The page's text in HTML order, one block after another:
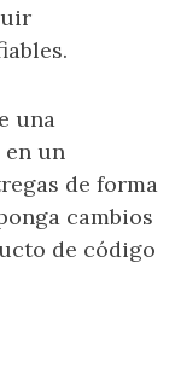
una
un
de forma
cambios
de código